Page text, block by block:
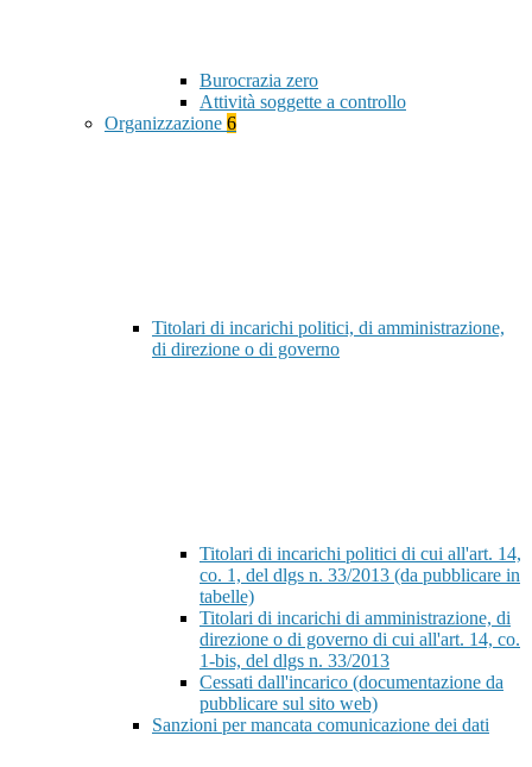
Burocrazia zero
Attività soggette a controllo
Organizzazione 6
Titolari di incarichi politici, di amministrazione,
di direzione o di governo
Titolari di incarichi politici di cui all'art. 14,
co. 1, del dlgs n. 33/2013 (da pubblicare in
tabelle)
Titolari di incarichi di amministrazione, di
direzione o di governo di cui all'art. 14, co.
1-bis, del dlgs n. 33/2013
Cessati dall'incarico (documentazione da
pubblicare sul sito web)
Sanzioni per mancata comunicazione dei dati